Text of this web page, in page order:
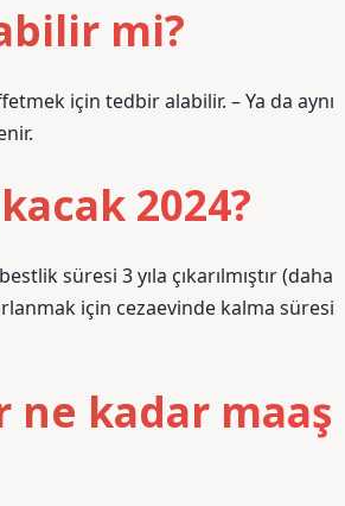
mi?
için tedbir alabilir. – Ya da aynı
2024?
süresi 3 yıla çıkarılmıştır (daha
için cezaevinde kalma süresi
ne kadar maaş